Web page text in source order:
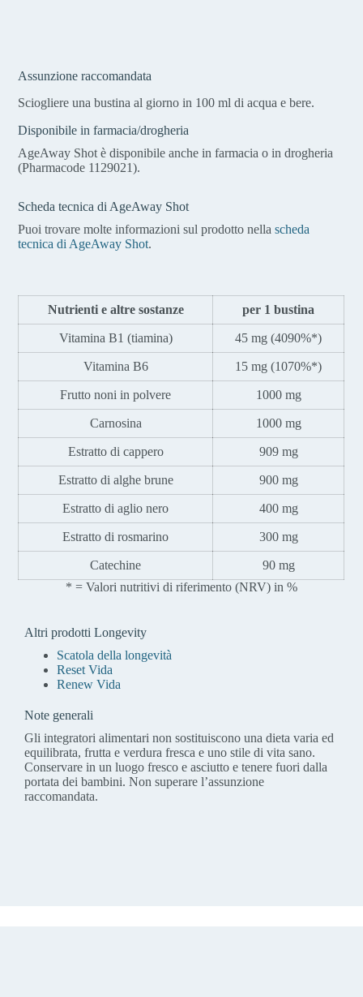
Assunzione raccomandata
Sciogliere una bustina al giorno in 100 ml di acqua e bere.
Disponibile in farmacia/drogheria
AgeAway Shot è disponibile anche in farmacia o in drogheria
(Pharmacode 1129021).
Scheda tecnica di AgeAway Shot
Puoi trovare molte informazioni sul prodotto nellascheda
tecnica di AgeAway Shot.
Nutrienti e altre sostanze per 1 bustina
Vitamina B1 (tiamina) 45 mg (4090%*)
Vitamina B6 15 mg (1070%*)
Frutto noni in polvere 1000 mg
Carnosina 1000 mg
Estratto di cappero 909 mg
Estratto di alghe brune 900 mg
Estratto di aglio nero 400 mg
Estratto di rosmarino 300 mg
Catechine
90 mg
* = Valori nutritivi di riferimento (NRV) in %
Altri prodotti Longevity
Scatola della longevità
Reset Vida
Renew Vida
Note generali
Gli integratori alimentari non sostituiscono una dieta varia ed
equilibrata, frutta e verdura fresca e uno stile di vita sano.
Conservare in un luogo fresco e asciutto e tenere fuori dalla
portata dei bambini. Non superare l’assunzione
raccomandata.